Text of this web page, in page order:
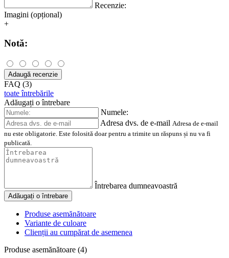
Recenzie:
Imagini (opțional)
+
Notă:
Adaugă recenzie
FAQ (3)
toate întrebările
Adăugați o întrebare
Numele:
Adresa dvs. de e-mail Adresa de e-mail
nu este obligatorie. Este folosită doar pentru a trimite un răspuns și nu va fi
publicată.
Întrebarea dumneavoastră
Adăugați o întrebare
Produse asemănătoare
Variante de culoare
Clienții au cumpărat de asemenea
Produse asemănătoare (4)